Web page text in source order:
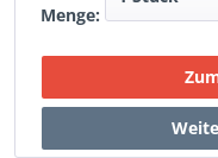
Menge: